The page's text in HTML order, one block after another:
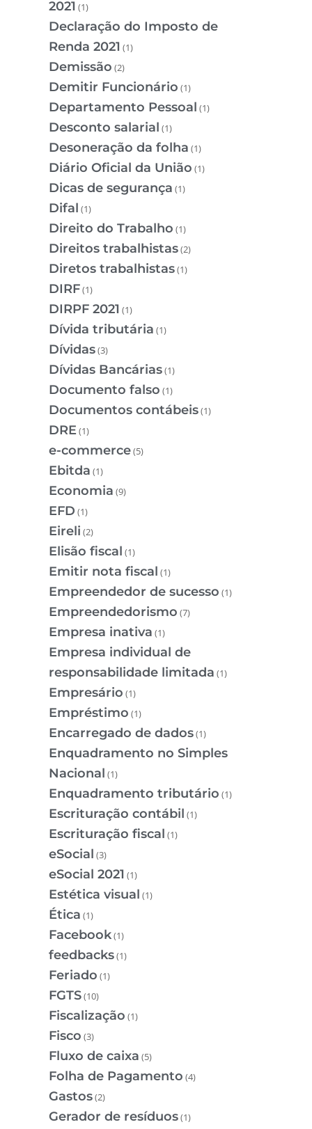
2021 (1)
Declaração do Imposto de
Renda 2021 (1)
Demissão (2)
Demitir Funcionário (1)
Departamento Pessoal (1)
Desconto salarial (1)
Desoneração da folha (1)
Diário Oficial da União (1)
Dicas de segurança (1)
Difal (1)
Direito do Trabalho (1)
Direitos trabalhistas(2)
Diretos trabalhistas(1)
DIRF(1)
DIRPF 2021 (1)
Dívida tributária (1)
Dívidas(3)
Dívidas Bancárias(1)
Documento falso (1)
Documentos contábeis(1)
DRE(1)
e-commerce(5)
Ebitda (1)
Economia (9)
EFD (1)
Eireli (2)
Elisão fiscal (1)
Emitir nota fiscal (1)
Empreendedor de sucesso (1)
Empreendedorismo (7)
Empresa inativa (1)
Empresa individual de
responsabilidade limitada (1)
Empresário (1)
Empréstimo (1)
Encarregado de dados(1)
Enquadramento no Simples
Nacional (1)
Enquadramento tributário (1)
Escrituração contábil (1)
Escrituração fiscal (1)
eSocial (3)
eSocial 2021 (1)
Estética visual (1)
Ética (1)
Facebook(1)
feedbacks(1)
Feriado (1)
FGTS(10)
Fiscalização (1)
Fisco (3)
Fluxo de caixa (5)
Folha de Pagamento (4)
Gastos(2)
Gerador de resíduos(1)